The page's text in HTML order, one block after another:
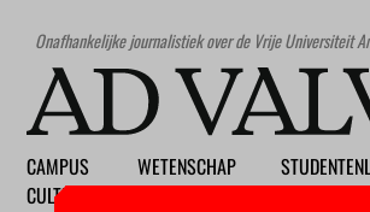
Onafhankelijke journalistiek over de Vrije Universiteit
CAMPUS
CULTUUR
WETENSCHAP